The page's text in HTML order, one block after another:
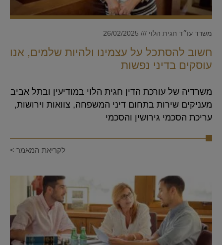
חשוב להסתכל על עצמינו ולהיות שלמים, אנו
עוסקים בדיני נפשות
משרד עו״ד חגית הלוי
משרדיה של עורכת הדין חגית הלוי במודיעין ובתל אביב
מעניקים שירות בתחום דיני המשפחה, צוואות וירושות,
עריכת הסכמי גירושין והסכמי
לקריאת המאמר >